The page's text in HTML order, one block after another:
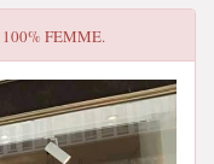
100% FEMME.